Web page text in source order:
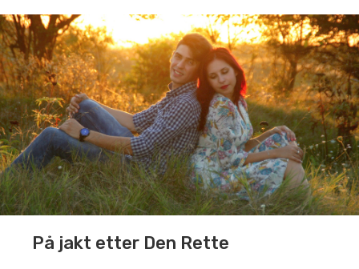
På jakt etter Den Rette